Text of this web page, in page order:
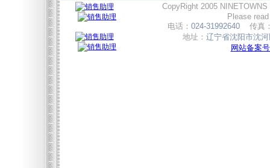
CopyRight 2005 NINETOWNS
Please
电话： 024-31992640 传真
地址： 辽宁省沈阳市沈
网站备案